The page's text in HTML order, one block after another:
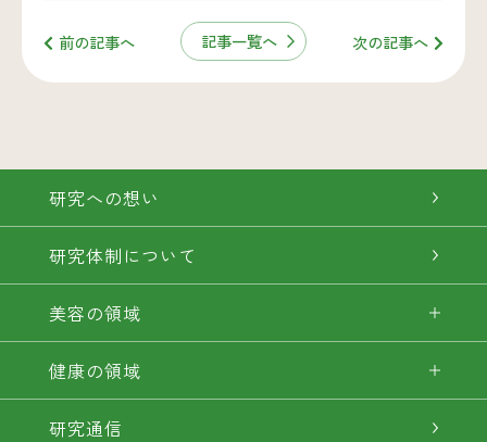
前の記事へ 記事一覧へ 次の記事へ
研究への想い
研究体制について
美容の領域
健康の領域
研究通信